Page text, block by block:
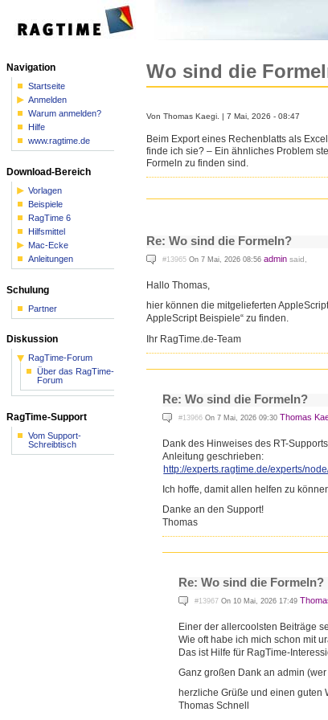
Wo sind die
Von Thomas Kaegi. | 7 Mai, 2026 - 08:47
Beim Export eines Rechenblatts als
finde ich sie? – Ein ähnliches Problem
Formeln zu finden sind.
Re: Wo sind die Formeln?
#13965 On 7 Mai, 2026 08:56 admin said,
Hallo Thomas,
hier können die mitgelieferten
AppleScript Beispiele“ zu finden.
Ihr RagTime.de-Team
Re: Wo sind die Formeln?
#13966 On 7 Mai, 2026 09:30 Thomas
Dank des Hinweises des RT-
Anleitung geschrieben:
http://experts.ragtime.de/experts/
Ich hoffe, damit allen helfen zu
Danke an den Support!
Thomas
Re: Wo sind die Formeln?
#13967 On 10 Mai, 2026 17:49
Einer der allercoolsten Beiträge
Wie oft habe ich mich schon mit
Das ist Hilfe für RagTime-
Ganz großen Dank an admin
herzliche Grüße und einen guten
Thomas Schnell
Navigation
Startseite
Anmelden
Warum anmelden?
Hilfe
www.ragtime.de
Download-Bereich
Vorlagen
Beispiele
RagTime 6
Hilfsmittel
Mac-Ecke
Anleitungen
Schulung
Partner
Diskussion
RagTime-Forum
Über das RagTime-
Forum
RagTime-Support
Vom Support-
Schreibtisch